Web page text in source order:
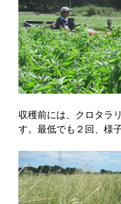
収穫前には、クロタラ
す。最低でも２回、様